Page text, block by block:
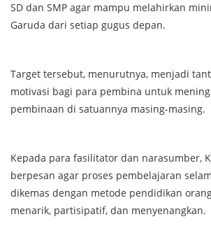
SD dan SMP agar mampu melahirkan
Garuda dari setiap gugus depan.
Target tersebut, menurutnya, menjadi
motivasi bagi para pembina untuk
pembinaan di satuannya masing-masing.
Kepada para fasilitator dan narasumber,
berpesan agar proses pembelajaran
dikemas dengan metode pendidikan
menarik, partisipatif, dan menyenangkan.